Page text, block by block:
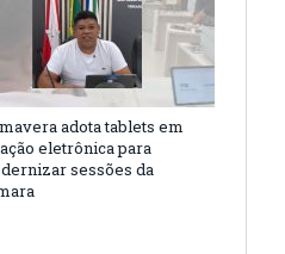
adota tablets em
eletrônica para
sessões da